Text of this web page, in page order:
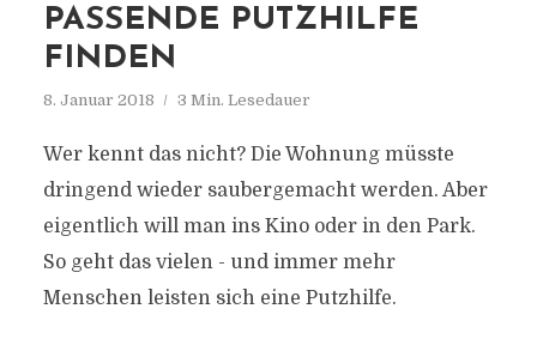
PASSENDE PUTZHILFE
FINDEN
8. Januar 2018 3 Min. Lesedauer
Wer kennt das nicht? Die Wohnung müsste
dringend wieder saubergemacht werden. Aber
eigentlich will man ins Kino oder in den Park.
So geht das vielen - und immer mehr
Menschen leisten sich eine Putzhilfe.